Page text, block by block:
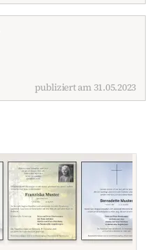
publiziert am 31.05.2023